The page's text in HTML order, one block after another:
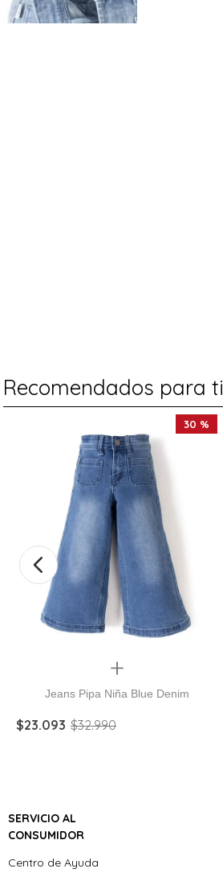
Recomendados para ti
30 %
Quickview
Jeans Pipa Niña Blue Denim
$23.093 $32.990
SERVICIO AL
CONSUMIDOR
Centro de Ayuda